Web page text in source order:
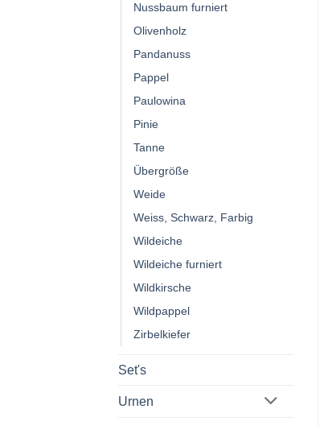
Nussbaum furniert
Olivenholz
Pandanuss
Pappel
Paulowina
Pinie
Tanne
Übergröße
Weide
Weiss, Schwarz, Farbig
Wildeiche
Wildeiche furniert
Wildkirsche
Wildpappel
Zirbelkiefer
Set's
Urnen